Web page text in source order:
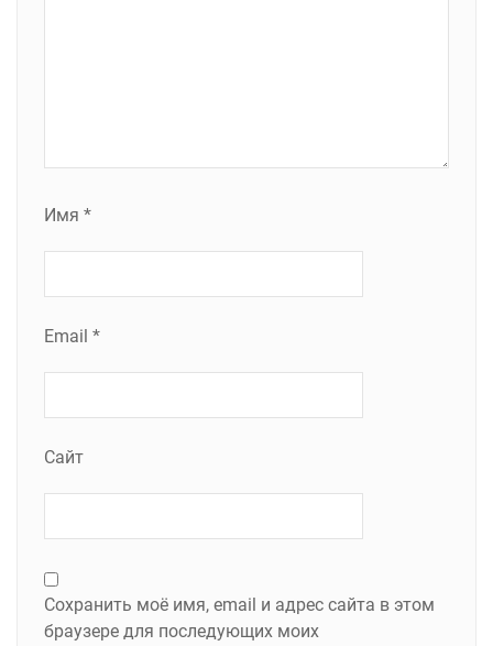
Имя *
Email *
Сайт
Сохранить моё имя, email и адрес сайта в этом
браузере для последующих моих